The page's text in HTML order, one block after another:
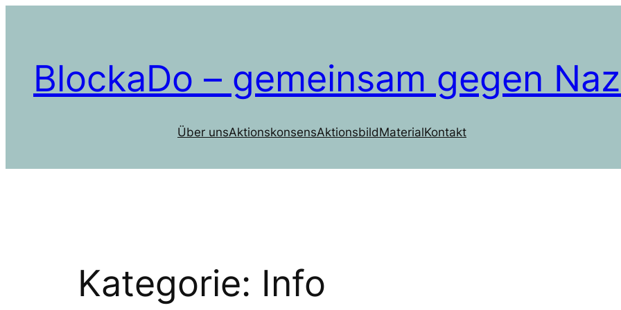
BlockaDo – gemeinsam gegen
Über unsAktionskonsensAktionsbildMaterialKontakt
Kategorie: Info